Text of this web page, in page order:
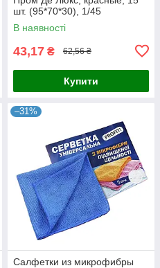
шт. (95*70*30), 1/45
В наявності
43,17 ₴ 62,56 ₴
Купити
–31%
Салфетки из микрофибры